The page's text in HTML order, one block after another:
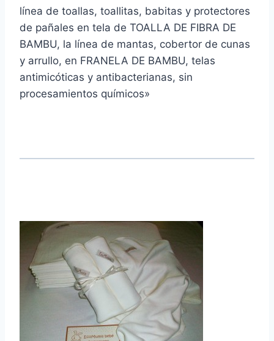
línea de toallas, toallitas, babitas y protectores
de pañales en tela de TOALLA DE FIBRA DE
BAMBU, la línea de mantas, cobertor de cunas
y arrullo, en FRANELA DE BAMBU, telas
antimicóticas y antibacterianas, sin
procesamientos químicos»